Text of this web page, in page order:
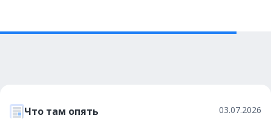
Что там опять 03.07.2026